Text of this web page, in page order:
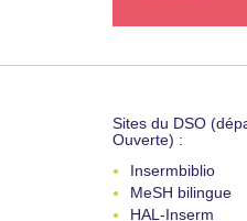
Sites du DSO
Ouverte) :
Insermbiblio
MeSH bilingue
HAL-Inserm